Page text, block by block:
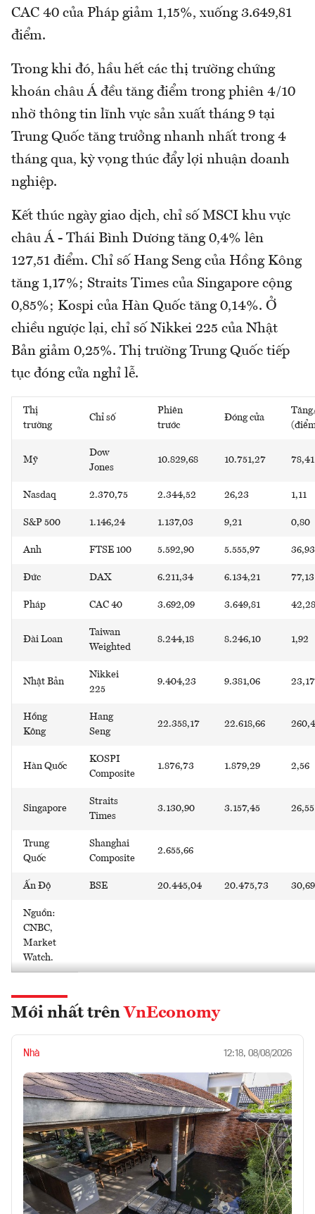
CAC 40 của Pháp giảm 1,15%, xuống 3.649,81
điểm.
Trong khi đó, hầu hết các thị trường chứng
khoán châu Á đều tăng điểm trong phiên 4/10
nhờ thông tin lĩnh vực sản xuất tháng 9 tại
Trung Quốc tăng trưởng nhanh nhất trong 4
tháng qua, kỳ vọng thúc đẩy lợi nhuận doanh
nghiệp.
Kết thúc ngày giao dịch, chỉ số MSCI khu vực
châu Á - Thái Bình Dương tăng 0,4% lên
127,51 điểm. Chỉ số Hang Seng của Hồng Kông
tăng 1,17%; Straits Times của Singapore cộng
0,85%; Kospi của Hàn Quốc tăng 0,14%. Ở
chiều ngược lại, chỉ số Nikkei 225 của Nhật
Bản giảm 0,25%. Thị trường Trung Quốc tiếp
tục đóng cửa nghỉ lễ.
Thị
trường
Chỉ số
Phiên
trước
Đóng cửa
Mỹ
Dow
Jones
10.829,68 10.751,27 78,41
Nasdaq 2.370,75 2.344,52 26,23 1,11
S&P 500 1.146,24 1.137,03 9,21 0,80
Anh FTSE 100 5.592,90 5.555,97 36,93
Đức DAX 6.211,34 6.134,21 77,13
Pháp CAC 40 3.692,09 3.649,81 42,28
Đài Loan
Taiwan
Weighted
8.244,18 8.246,10 1,92
Nhật Bản
Nikkei
225
9.404,23 9.381,06 23,17
Hồng
Kông
Hang
Seng
22.358,17 22.618,66
Hàn Quốc
KOSPI
Composite
1.876,73 1.879,29 2,56
Singapore
Straits
Times
3.130,90 3.157,45 26,55
Trung
Quốc
Shanghai
Composite
2.655,66
Ấn Độ BSE 20.445,04 20.475,73 30,69
Nguồn:
CNBC,
Market
Watch.
Mới nhất trên VnEconomy
Nhà 12:18, 08/08/2026